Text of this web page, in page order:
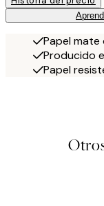
Papel mate
Producido
Papel